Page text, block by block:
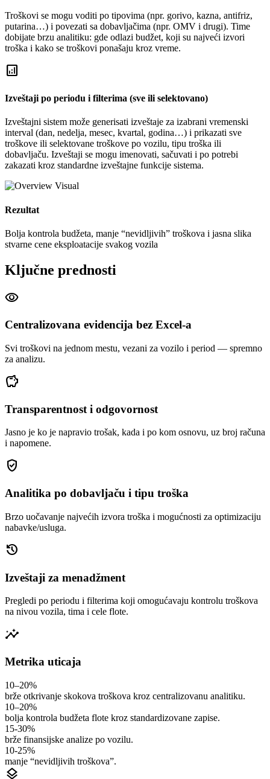
Troškovi se mogu voditi po tipovima (npr. gorivo, kazna, antifriz,
putarina…) i povezati sa dobavljačima (npr. OMV i drugi). Time
dobijate brzu analitiku: gde odlazi budžet, koji su najveći izvori
troška i kako se troškovi ponašaju kroz vreme.
analytics
Izveštaji po periodu i filterima (sve ili selektovano)
Izveštajni sistem može generisati izveštaje za izabrani vremenski
interval (dan, nedelja, mesec, kvartal, godina…) i prikazati sve
troškove ili selektovane troškove po vozilu, tipu troška ili
dobavljaču. Izveštaji se mogu imenovati, sačuvati i po potrebi
zakazati kroz standardne izveštajne funkcije sistema.
Rezultat
Bolja kontrola budžeta, manje “nevidljivih” troškova i jasna slika
stvarne cene eksploatacije svakog vozila
Ključne prednosti
visibility
Centralizovana evidencija bez Excel-a
Svi troškovi na jednom mestu, vezani za vozilo i period — spremno
za analizu.
savings
Transparentnost i odgovornost
Jasno je ko je napravio trošak, kada i po kom osnovu, uz broj računa
i napomene.
gpp_good
Analitika po dobavljaču i tipu troška
Brzo uočavanje najvećih izvora troška i mogućnosti za optimizaciju
nabavke/usluga.
history
Izveštaji za menadžment
Pregledi po periodu i filterima koji omogućavaju kontrolu troškova
na nivou vozila, tima i cele flote.
insights
Metrika uticaja
10–20%
brže otkrivanje skokova troškova kroz centralizovanu analitiku.
10–20%
bolja kontrola budžeta flote kroz standardizovane zapise.
15-30%
brže finansijske analize po vozilu.
10-25%
manje “nevidljivih troškova”.
layers